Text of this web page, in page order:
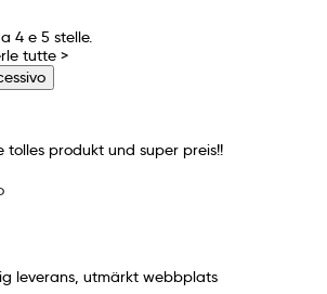
4 e 5 stelle.
tutte >
tolles produkt und super preis!!
leverans, utmärkt webbplats